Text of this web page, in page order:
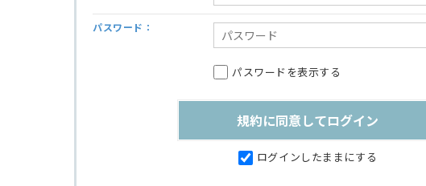
パスワード：
パスワードを表示する
ログインしたままにする